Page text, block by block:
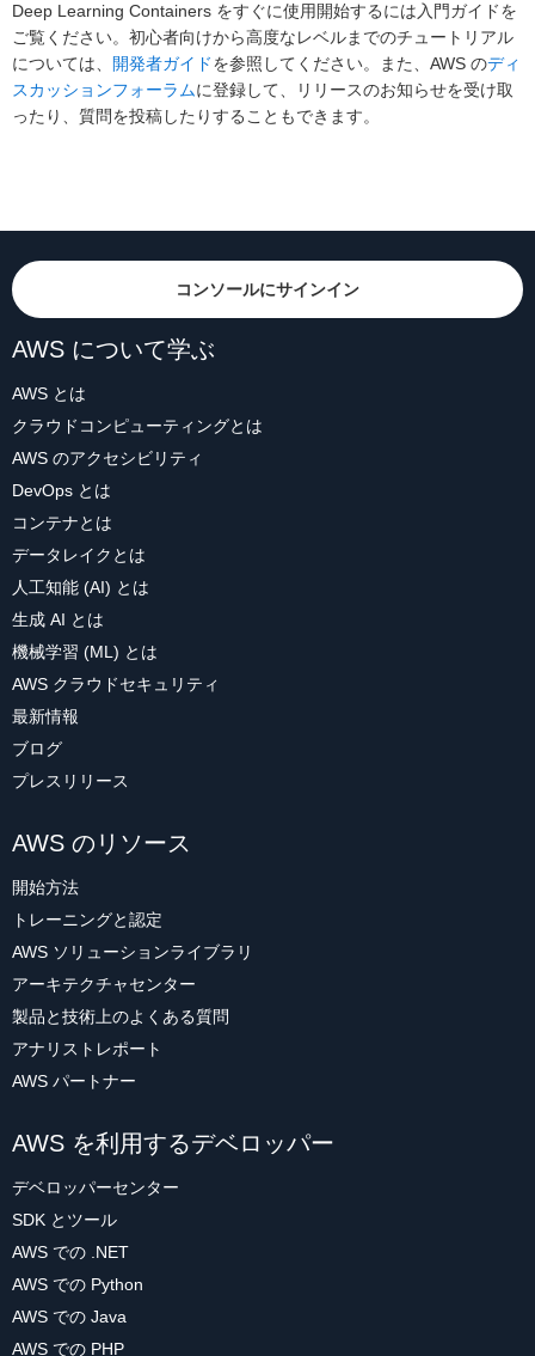
Deep Learning Containers をすぐに使用開始するには入門ガイドを
ご覧ください。初心者向けから高度なレベルまでのチュートリアル
については、 開発者ガイドを参照してください。また、AWS のディ
スカッションフォーラムに登録して、リリースのお知らせを受け取
ったり、質問を投稿したりすることもできます。
コンソールにサインイン
AWS について学ぶ
AWS とは
クラウドコンピューティングとは
AWS のアクセシビリティ
DevOps とは
コンテナとは
データレイクとは
人工知能 (AI) とは
生成 AI とは
機械学習 (ML) とは
AWS クラウドセキュリティ
最新情報
ブログ
プレスリリース
AWS のリソース
開始方法
トレーニングと認定
AWS ソリューションライブラリ
アーキテクチャセンター
製品と技術上のよくある質問
アナリストレポート
AWS パートナー
AWS を利用するデベロッパー
デベロッパーセンター
SDK とツール
AWS での .NET
AWS での Python
AWS での Java
AWS での PHP